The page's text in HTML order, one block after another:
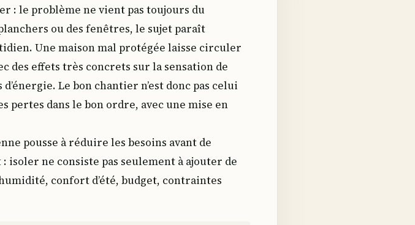
: le problème ne vient pas toujours du
ou des fenêtres, le sujet paraît
Une maison mal protégée laisse circuler
des effets très concrets sur la sensation de
Le bon chantier n’est donc pas celui
dans le bon ordre, avec une mise en
pousse à réduire les besoins avant de
isoler ne consiste pas seulement à ajouter de
confort d’été, budget, contraintes